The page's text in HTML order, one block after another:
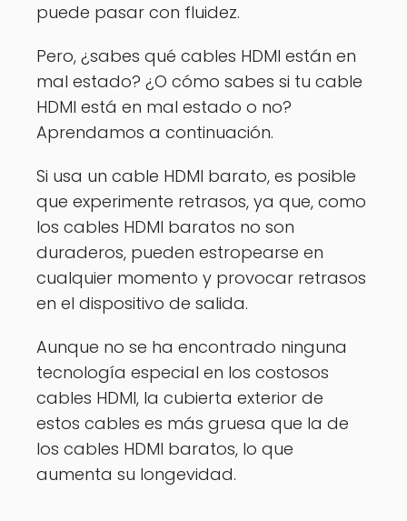
puede pasar con fluidez.
Pero, ¿sabes qué cables HDMI están en
mal estado? ¿O cómo sabes si tu cable
HDMI está en mal estado o no?
Aprendamos a continuación.
Si usa un cable HDMI barato, es posible
que experimente retrasos, ya que, como
los cables HDMI baratos no son
duraderos, pueden estropearse en
cualquier momento y provocar retrasos
en el dispositivo de salida.
Aunque no se ha encontrado ninguna
tecnología especial en los costosos
cables HDMI, la cubierta exterior de
estos cables es más gruesa que la de
los cables HDMI baratos, lo que
aumenta su longevidad.